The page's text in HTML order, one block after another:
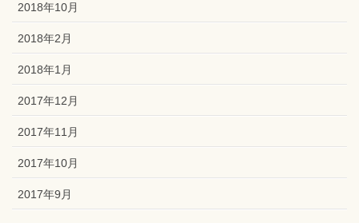
2018年10月
2018年2月
2018年1月
2017年12月
2017年11月
2017年10月
2017年9月